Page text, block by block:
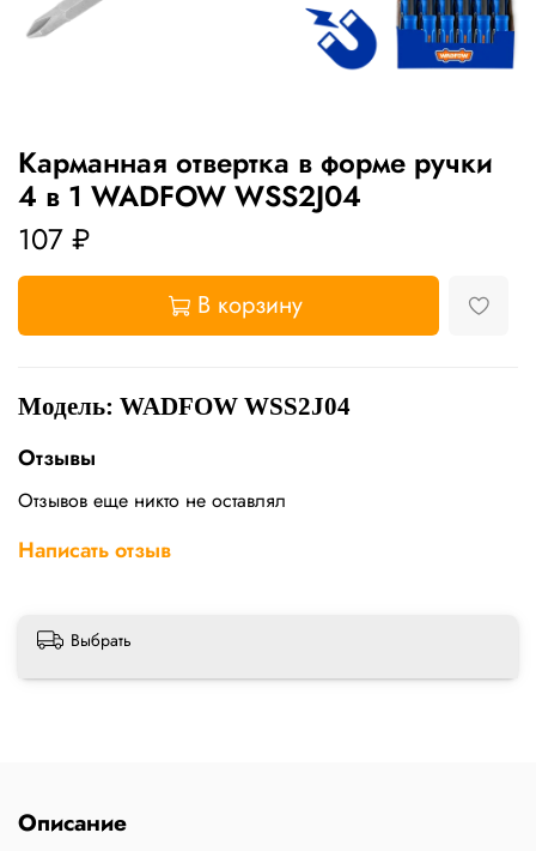
Карманная отвертка в форме ручки
4 в 1 WADFOW WSS2J04
107 ₽
В корзину
Модель: WADFOW WSS2J04
Отзывы
Отзывов еще никто не оставлял
Написать отзыв
Выбрать
Описание